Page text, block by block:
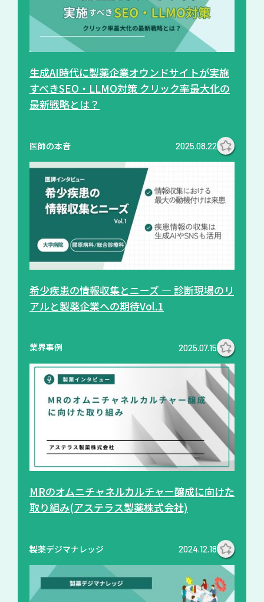
生成AI時代に製薬企業オウンドサイトが実施
すべきSEO・LLMO対策 クリック率最大化の
最新戦略とは？
医師の本音 2025.08.22
希少疾患の情報収集とニーズ ― 診断現場のリ
アルと製薬企業への期待Vol.1
業界事例 2025.07.15
MRのオムニチャネルカルチャー醸成に向けた
取り組み(アステラス製薬株式会社)
製薬デジマナレッジ 2024.12.18